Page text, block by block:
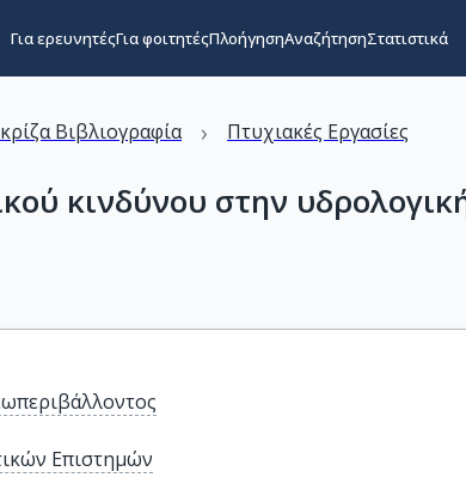
Για ερευνητέςΓια φοιτητέςΠλοήγησηΑναζήτησηΣτατιστικά
Βιβλιογραφία › Πτυχιακές Εργασίες
κινδύνου στην
Επιστημών